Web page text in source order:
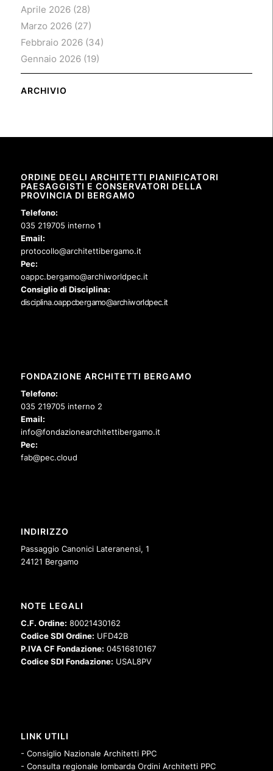
Aprile 2026(28)
Marzo 2026(27)
Febbraio 2026(34)
Gennaio 2026(19)
ARCHIVIO
ORDINE DEGLI ARCHITETTI PIANIFICATORI
PAESAGGISTI E CONSERVATORI DELLA
PROVINCIA DI BERGAMO
Telefono:
035 219705 interno 1
Email:
protocollo@architettibergamo.it
Pec:
oappc.bergamo@archiworldpec.it
Consiglio di Disciplina:
disciplina.oappcbergamo@archiworldpec.it
FONDAZIONE ARCHITETTI BERGAMO
Telefono:
035 219705 interno 2
Email:
info@fondazionearchitettibergamo.it
Pec:
fab@pec.cloud
INDIRIZZO
Passaggio Canonici Lateranensi, 1
24121 Bergamo
NOTE LEGALI
C.F. Ordine: 80021430162
Codice SDI Ordine: UFD42B
P.IVA CF Fondazione: 04516810167
Codice SDI Fondazione: USAL8PV
LINK UTILI
- Consiglio Nazionale Architetti PPC
- Consulta regionale lombarda Ordini Architetti PPC